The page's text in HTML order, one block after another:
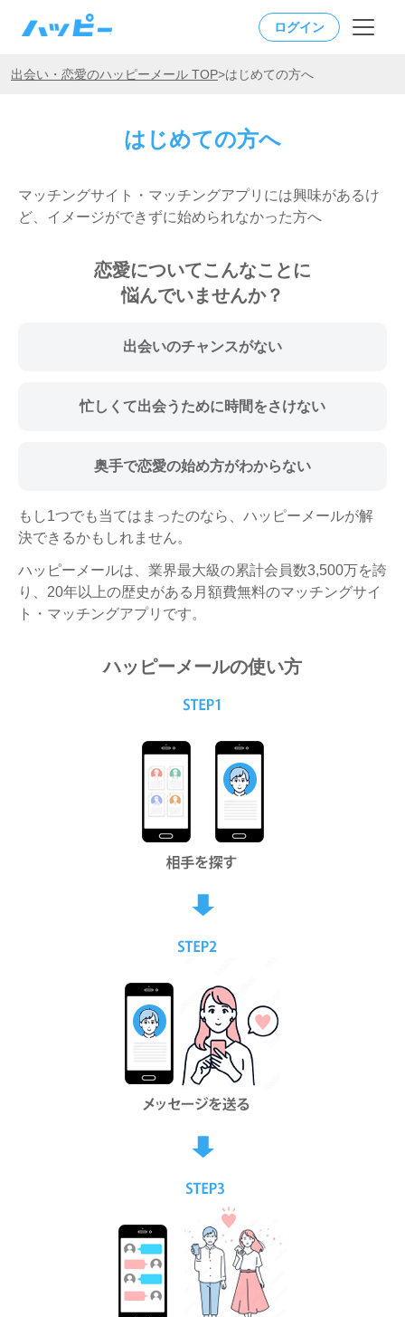
ログイン
出会い・恋愛のハッピーメール TOP>はじめての方へ
はじめての方へ
マッチングサイト・マッチングアプリには興味があるけ
ど、イメージができずに始められなかった方へ
恋愛についてこんなことに
悩んでいませんか？
出会いのチャンスがない
忙しくて出会うために時間をさけない
奥手で恋愛の始め方がわからない
もし1つでも当てはまったのなら、ハッピーメールが解
決できるかもしれません。
ハッピーメールは、業界最大級の累計会員数3,500万を誇
り、20年以上の歴史がある月額費無料のマッチングサイ
ト・マッチングアプリです。
ハッピーメールの使い方